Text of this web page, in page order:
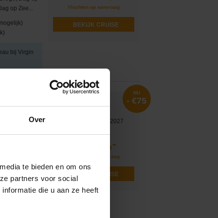
Over
te bieden en om ons
partners voor social
die u aan ze heeft
op Zee...
bij Virgin
Vluchten op aanvraag
BEKIJK CRUISE
bij Virgin
NU
- €75
Vertrek op 09-10-2027
Van€ 738
663,-
Vluchten op aanvraag
BEKIJK CRUISE